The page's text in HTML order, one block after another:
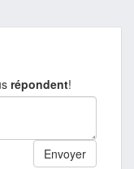
répondent!